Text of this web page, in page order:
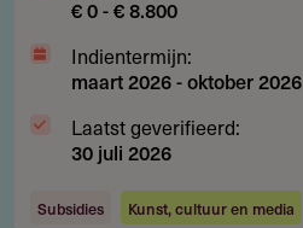
€ 0 - € 8.800
Indientermijn:
maart 2026-oktober 2026
Laatst geverifieerd:
30 juli 2026
Subsidies Kunst, cultuur en media